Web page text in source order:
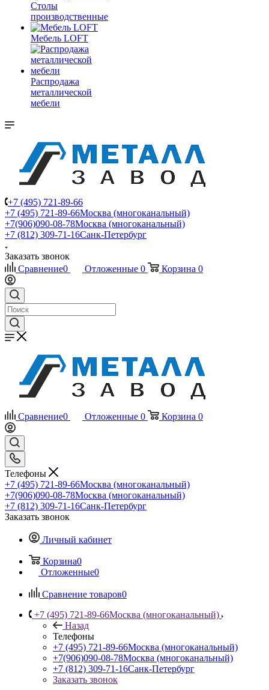
Столы
производственные
Мебель LOFT
Распродажа
металлической
мебели
+7 (495) 721-89-66
+7 (495) 721-89-66Москва (многоканальный)
+7(906)090-08-78Москва (многоканальный)
+7 (812) 309-71-16Санк-Петербург
Заказать звонок
Сравнение0 Отложенные 0 Корзина 0
Сравнение0 Отложенные 0 Корзина 0
Телефоны
+7 (495) 721-89-66Москва (многоканальный)
+7(906)090-08-78Москва (многоканальный)
+7 (812) 309-71-16Санк-Петербург
Заказать звонок
Личный кабинет
Корзина0
Отложенные0
Сравнение товаров0
+7 (495) 721-89-66Москва (многоканальный)
Назад
Телефоны
+7 (495) 721-89-66Москва (многоканальный)
+7(906)090-08-78Москва (многоканальный)
+7 (812) 309-71-16Санк-Петербург
Заказать звонок